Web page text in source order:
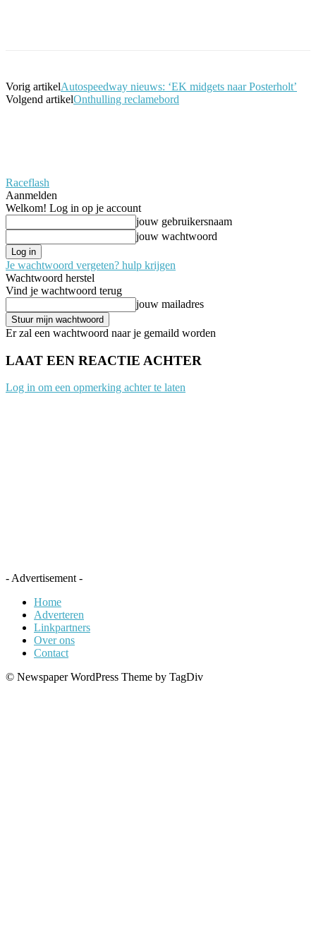
Vorig artikelAutospeedway nieuws: ‘EK midgets naar Posterholt’
Volgend artikelOnthulling reclamebord
Raceflash
Aanmelden
Welkom! Log in op je account
jouw gebruikersnaam
jouw wachtwoord
Je wachtwoord vergeten? hulp krijgen
Wachtwoord herstel
Vind je wachtwoord terug
jouw mailadres
Er zal een wachtwoord naar je gemaild worden
LAAT EEN REACTIE ACHTER
Log in om een opmerking achter te laten
- Advertisement -
Home
Adverteren
Linkpartners
Over ons
Contact
© Newspaper WordPress Theme by TagDiv